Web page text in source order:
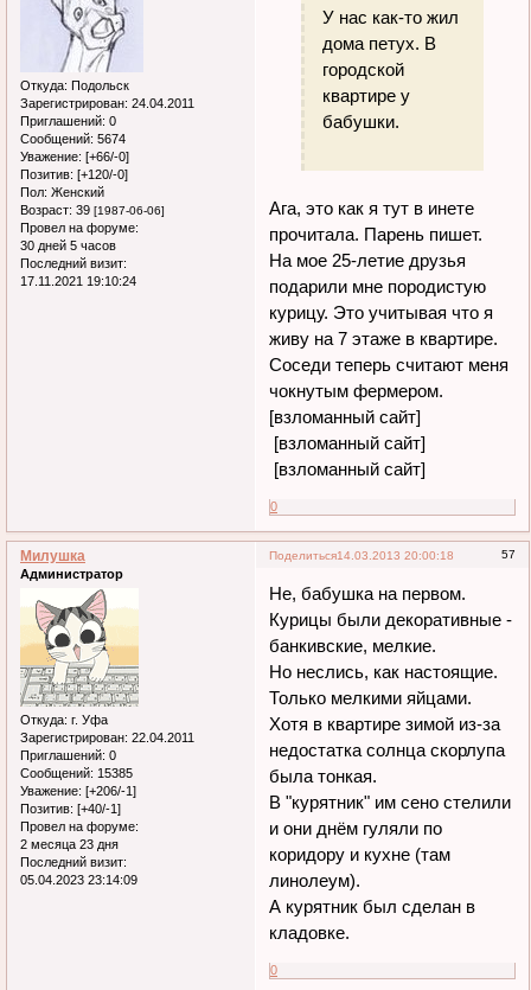
Откуда: Подольск
Зарегистрирован: 24.04.2011
Приглашений: 0
Сообщений: 5674
Уважение: [+66/-0]
Позитив: [+120/-0]
Пол: Женский
Возраст: 39 [1987-06-06]
Провел на форуме:
30 дней 5 часов
Последний визит:
17.11.2021 19:10:24
У нас как-то жил
дома петух. В
городской
квартире у
бабушки.
Ага, это как я тут в инете
прочитала. Парень пишет.
На мое 25-летие друзья
подарили мне породистую
курицу. Это учитывая что я
живу на 7 этаже в квартире.
Соседи теперь считают меня
чокнутым фермером.
[взломанный сайт]
[взломанный сайт]
[взломанный сайт]
0
Поделиться 57
14.03.2013 20:00:18
Милушка
Администратор
Откуда: г. Уфа
Зарегистрирован: 22.04.2011
Приглашений: 0
Сообщений: 15385
Уважение: [+206/-1]
Позитив: [+40/-1]
Провел на форуме:
2 месяца 23 дня
Последний визит:
05.04.2023 23:14:09
Не, бабушка на первом.
Курицы были декоративные -
банкивские, мелкие.
Но неслись, как настоящие.
Только мелкими яйцами.
Хотя в квартире зимой из-за
недостатка солнца скорлупа
была тонкая.
В "курятник" им сено стелили
и они днём гуляли по
коридору и кухне (там
линолеум).
А курятник был сделан в
кладовке.
0